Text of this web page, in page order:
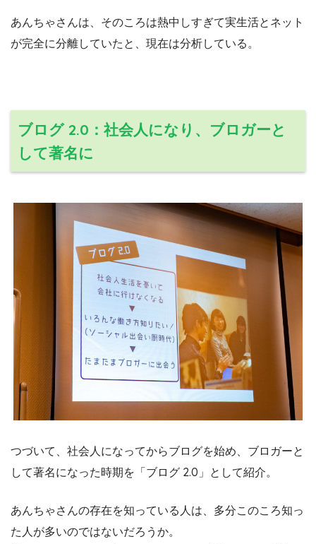
あんちゃさんは、そのころは熱中しすぎて実生活とネット
が完全に分離していたと、現在は分析している。
ブログ 2.0：社会人になり、ブロガーと
して著名に
つづいて、社会人になってからブログを始め、ブロガーと
して著名になった時期を「ブログ 2.0」として紹介。
あんちゃさんの存在を知っている人は、多分このころ知っ
た人が多いのではないだろうか。